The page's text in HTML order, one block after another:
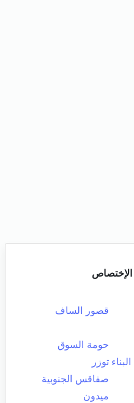
قصور الساف
حومة السوق
توزر
صفاقس الجنوبية
ميدون